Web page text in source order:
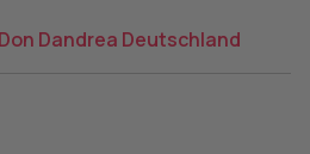
Don Dandrea Deutschland